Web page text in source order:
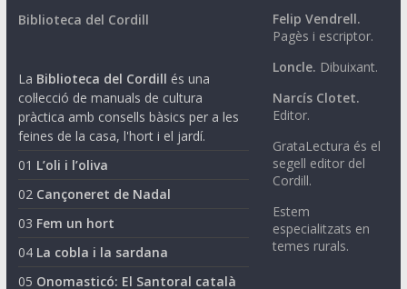
Biblioteca del Cordill
La Biblioteca del Cordill és una
col·lecció de manuals de cultura
pràctica amb consells bàsics per a les
feines de la casa, l'hort i el jardí.
01 L’oli i l’oliva
02 Cançoneret de Nadal
03 Fem un hort
04 La cobla i la sardana
05 Onomasticó: El Santoral català
Felip Vendrell.
Pagès i escriptor.
Loncle. Dibuixant.
Narcís Clotet.
Editor.
GrataLectura és el
segell editor del
Cordill.
Estem
especialitzats en
temes rurals.